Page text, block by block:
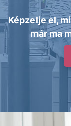
Képzelje el,
már ma